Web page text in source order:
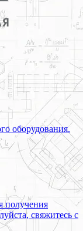
оборудования.
получения
свяжитесь с